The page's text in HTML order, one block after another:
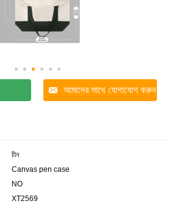
আমাদের সাথে যোগাযোগ করুন
চীন
Canvas pen case
NO
XT2569